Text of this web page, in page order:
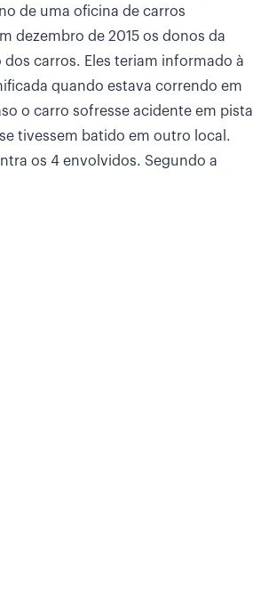
de uma oficina de carros
dezembro de 2015 os donos da
carros. Eles teriam informado à
quando estava correndo em
o carro sofresse acidente em pista
tivessem batido em outro local.
os 4 envolvidos. Segundo a